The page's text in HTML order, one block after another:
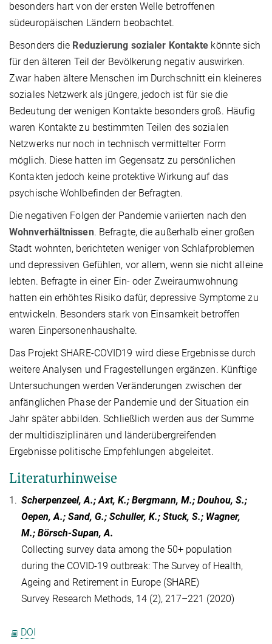
besonders hart von der ersten Welle betroffenen
südeuropäischen Ländern beobachtet.
Besonders die Reduzierung sozialer Kontakte könnte sich
für den älteren Teil der Bevölkerung negativ auswirken.
Zwar haben ältere Menschen im Durchschnitt ein kleineres
soziales Netzwerk als jüngere, jedoch ist für sie die
Bedeutung der wenigen Kontakte besonders groß. Häufig
waren Kontakte zu bestimmten Teilen des sozialen
Netzwerks nur noch in technisch vermittelter Form
möglich. Diese hatten im Gegensatz zu persönlichen
Kontakten jedoch keine protektive Wirkung auf das
psychische Wohlbefinden der Befragten.
Die negativen Folgen der Pandemie variierten nach den
Wohnverhältnissen. Befragte, die außerhalb einer großen
Stadt wohnten, berichteten weniger von Schlafproblemen
und depressiven Gefühlen, vor allem, wenn sie nicht alleine
lebten. Befragte in einer Ein- oder Zweiraumwohnung
hatten ein erhöhtes Risiko dafür, depressive Symptome zu
entwickeln. Besonders stark von Einsamkeit betroffen
waren Einpersonenhaushalte.
Das Projekt SHARE-COVID19 wird diese Ergebnisse durch
weitere Analysen und Fragestellungen ergänzen. Künftige
Untersuchungen werden Veränderungen zwischen der
anfänglichen Phase der Pandemie und der Situation ein
Jahr später abbilden. Schließlich werden aus der Summe
der multidisziplinären und länderübergreifenden
Ergebnisse politische Empfehlungen abgeleitet.
Literaturhinweise
1. Scherpenzeel, A.; Axt, K.; Bergmann, M.; Douhou, S.;
Oepen, A.; Sand, G.; Schuller, K.; Stuck, S.; Wagner,
M.; Börsch-Supan, A.
Collecting survey data among the 50+ population
during the COVID-19 outbreak: The Survey of Health,
Ageing and Retirement in Europe (SHARE)
Survey Research Methods, 14 (2), 217–221 (2020)
DOI